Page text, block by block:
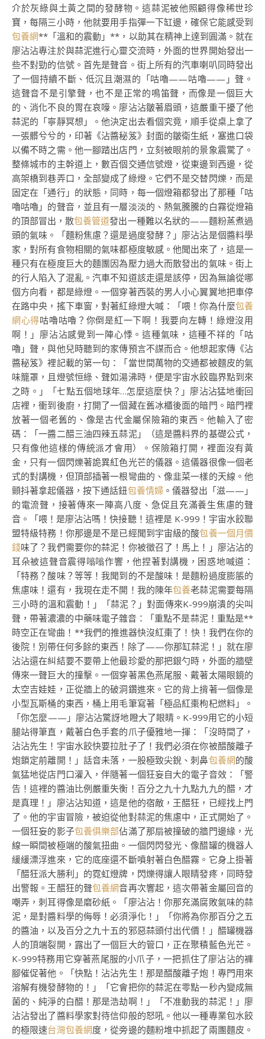
介於灰綠與土黃之間的發酵物。這蒜泥被他照顧得像稀世珍
寶，每隔三小時，他就要用手指彈一下缸邊，確保它能感受到
包養網**「溫和的震動」**，以助其在精神上達到圓滿。就在
廖沾沾專注於與蒜泥進行心靈交流時，外面的世界開始發出一
些不對勁的信號。首先是聲音。街上所有的汽車喇叭同時發出
了一個持續不斷、低沉且潮濕的「咕嚕——咕嚕——」聲。
這聲音不是引擎聲，也不是正常的鳴笛聲，而像是一個巨大
的、消化不良的胃在哀嚎。廖沾沾皺著眉頭，這嚴重干擾了他
蒜泥的「寧靜冥想」。他決定出去看個究竟，順手從桌上拿了
一張髒兮兮的，印著《沾醬秘笈》封面的皺衛生紙，塞進口袋
以備不時之需。他一腳踏出店門，立刻被眼前的景象震驚了。
整條城市的主幹道上，數百個交通信號燈，從東邊到西邊，從
高架橋到巷弄口，全部變成了綠燈。它們不是交替閃爍，而是
固定在「通行」的狀態，同時，每一個燈箱都發出了那種「咕
嚕咕嚕」的聲音，並且有一層淡淡的、熱氣騰騰的白霧從燈箱
的頂部冒出，散包養管道發出一種難以名狀的——麵粉蒸煮過
頭的氣味。「麵粉焦慮？還是過度發酵？」廖沾沾是個醬料學
家，對所有食物相關的氣味都極度敏感。他聞出來了，這是一
種只有在極度巨大的麵團因為壓力過大而散發出的氣味。街上
的行人陷入了混亂。汽車不知道該走還是該停，因為無論從哪
個方向看，都是綠燈。一個穿著西裝的男人小心翼翼地把車停
在路中央，搖下車窗，對著紅綠燈大喊：「喂！你為什麼包養
網心得咕嚕咕嚕？你倒是紅一下啊！我要向左轉！綠燈沒用
啊！」廖沾沾感覺到一陣心悸。這種氣味，這種不祥的「咕
嚕」聲，與他兒時聽到的家傳預言不謀而合。他想起家傳《沾
醬秘笈》裡記載的第一句：「當世間萬物的交通都被麵皮的氣
味籠罩，且燈號恒綠、聲如湯沸時，便是宇宙水餃臨界點到來
之時。」「七點五個地球年…怎麼這麼快？」廖沾沾猛地衝回
店裡，衝到後廚，打開了一個藏在舊冰櫃後面的暗門。暗門裡
放著一個老舊的、像是古代金屬保險箱的東西。他輸入了密
碼：「一醬二醋三油四辣五蒜泥」（這是醬料界的基礎公式，
只有像他這樣的傳統派才會用）。保險箱打開，裡面沒有黃
金，只有一個閃爍著詭異紅色光芒的儀器。這儀器很像一個老
式的對講機，但頂部插著一根彎曲的、像韭菜一樣的天線。他
顫抖著拿起儀器，按下通話鈕包養情婦。儀器發出「滋——」
的電流聲，接著傳來一陣高八度、急促且充滿養生焦慮的聲
音。「喂！是廖沾沾嗎！快接聽！這裡是 K-999！宇宙水餃聯
盟特級特務！你那邊是不是已經聞到宇宙級的酸包養一個月價
錢味了？我們需要你的蒜泥！你被徵召了！馬上！」廖沾沾的
耳朵被這聲音震得嗡嗡作響，他捏著對講機，困惑地喊道：
「特務？酸味？等等！我聞到的不是酸味！是麵粉過度膨脹的
焦慮味！還有，我現在走不開！我的陳年包養老蒜泥需要每隔
三小時的溫和震動！」「蒜泥？」對面傳來K-999崩潰的尖叫
聲，帶著濃濃的中藥味電子雜音：「重點不是蒜泥！重點是**
時空正在彎曲！**我們的推進器快沒紅棗了！快！我們在你的
後院！別帶任何多餘的東西！除了——你那缸蒜泥！」就在廖
沾沾還在糾結要不要帶上他最珍愛的那把銀勺時，外面的牆壁
傳來一聲巨大的撞擊。一個穿著黑色燕尾服、戴著太陽眼鏡的
太空吉娃娃，正從牆上的破洞鑽進來。它的背上揹著一個像是
小型瓦斯桶的東西，桶上用毛筆寫著「極品紅棗枸杞燃料」。
「你怎麼——」廖沾沾驚訝地瞪大了眼睛。K-999用它的小短
腿站得筆直，戴著白色手套的爪子優雅地一揮：「沒時間了，
沾沾先生！宇宙水餃快要拉肚子了！我們必須在你被醋酸離子
炮鎖定前離開！」話音未落，一股極致尖銳、刺鼻包養網的酸
氣猛地從店門口灌入，伴隨著一個狂妄自大的電子音效：「警
告！這裡的醬油比例嚴重失衡！百分之九十九點九九的醋，才
是真理！」廖沾沾知道，這是他的宿敵，王醋狂，已經找上門
了。他的宇宙冒險，被迫從他對蒜泥的焦慮中，正式開始了。
一個狂妄的影子包養俱樂部佔滿了那扇被撞破的牆門邊緣，光
線一瞬間被極端的酸氣扭曲。一個閃閃發光、像醋罐的機器人
緩緩漂浮進來，它的底座還不斷噴射著白色醋霧。它身上掛著
「醋狂派大勝利」的霓虹燈牌，閃爍得讓人眼睛發疼，同時發
出警報。王醋狂的聲包養網音再次響起，這次帶著金屬回音的
嘲弄，刺耳得像是磨砂紙。「廖沾沾！你那充滿腐敗氣味的蒜
泥，是對醬料學的侮辱！必須淨化！」「你將為你那百分之五
的醬油，以及百分之九十五的邪惡蒜頭付出代價！」醋罐機器
人的頂端裂開，露出了一個巨大的管口，正在聚積藍色光芒。
K-999特務用它穿著燕尾服的小爪子，一把抓住了廖沾沾的褲
腳催促著他。「快點！沾沾先生！那是醋酸離子炮！專門用來
溶解有機發酵物的！」「它會把你的蒜泥在零點一秒內變成無
菌的、純淨的白醋！那是浩劫啊！」「不准動我的蒜泥！」廖
沾沾發出了醬料學家對待信仰般的怒吼。他以一種專業包水餃
的極限速台灣包養網度，從旁邊的麵粉堆中抓起了兩團麵皮。